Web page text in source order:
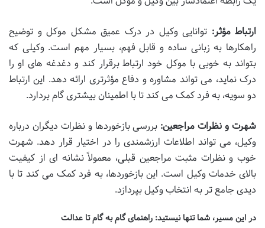
ارتباط مؤثر: توانایی وکیل در درک عمیق مشکل موکل و توضیح
راهکارها به زبانی ساده و قابل فهم، بسیار مهم است. وکیلی که
بتواند به خوبی با موکل خود ارتباط برقرار کند و دغدغه های او را
درک نماید، می تواند مشاوره و دفاع مؤثرتری ارائه دهد. این ارتباط
دو سویه، به فرد کمک می کند تا با اطمینان بیشتری گام بردارد.
شهرت و نظرات مراجعین: بررسی بازخوردها و نظرات دیگران درباره
وکیل، می تواند اطلاعات ارزشمندی را در اختیار قرار دهد. شهرت
خوب و نظرات مثبت مراجعین قبلی، معمولاً نشانه ای از کیفیت
بالای خدمات وکیل است. این بازخوردها، به فرد کمک می کند تا با
دیدی جامع تر به انتخاب وکیل بپردازد.
در این مسیر، شما تنها نیستید: راهنمای گام به گام تا عدالت